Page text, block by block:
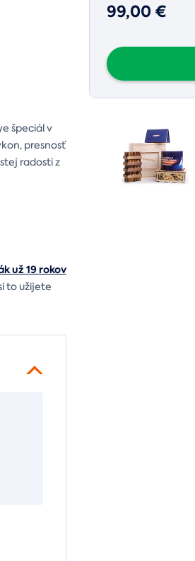
99,00 €
špeciál v
presnosť
radosti z
už 19 rokov
to užijete